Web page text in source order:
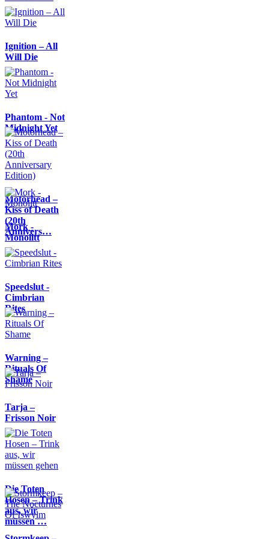
Ignition – All
Will Die
Phantom - Not
Midnight Yet
Motörhead –
Kiss of Death
(20th
Annivers…
Mork -
Monolitt
Speedslut -
Cimbrian
Rites
Warning –
Rituals Of
Shame
Tarja –
Frisson Noir
Die Toten
Hosen – Trink
aus, wir
müssen …